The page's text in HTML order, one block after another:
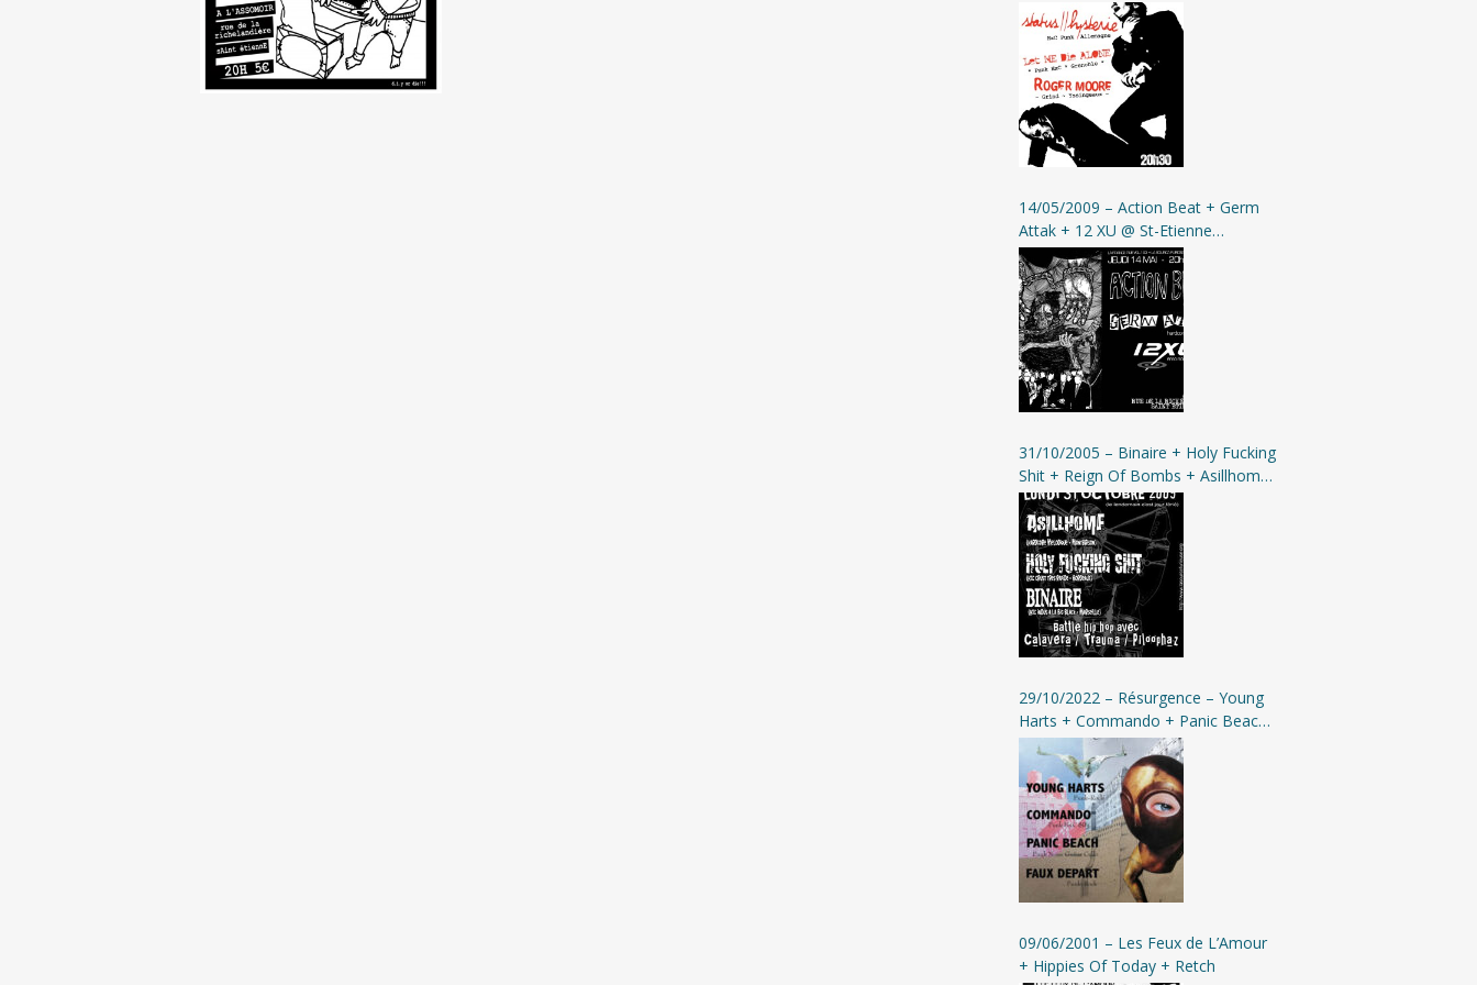
Etienne (L’Assommoir)
14/05/2009 – Action Beat + Germ
Attak + 12 XU @ St-Etienne
(L’Assommoir)
31/10/2005 – Binaire + Holy Fucking
Shit + Reign Of Bombs + Asillhome
+ Battle Hip-Hop @ Montbrison
29/10/2022 – Résurgence – Young
Harts + Commando + Panic Beach
+ Faux Départ @ Moingt
09/06/2001 – Les Feux de L’Amour
+ Hippies Of Today + Retch